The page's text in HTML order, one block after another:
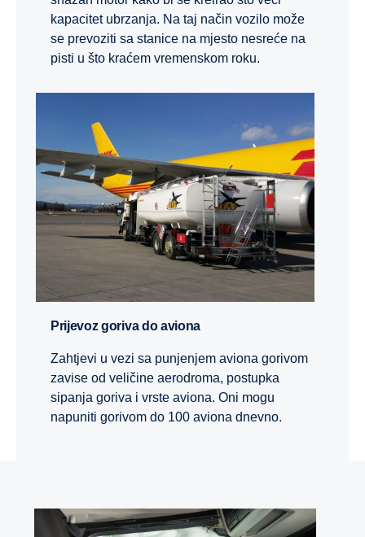
kapacitet ubrzanja. Na taj način vozilo može
se prevoziti sa stanice na mjesto nesreće na
pisti u što kraćem vremenskom roku.
Prijevoz goriva do aviona
Zahtjevi u vezi sa punjenjem aviona gorivom
zavise od veličine aerodroma, postupka
sipanja goriva i vrste aviona. Oni mogu
napuniti gorivom do 100 aviona dnevno.